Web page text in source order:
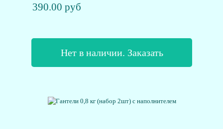
390.00 руб
Нет в наличии. Заказать